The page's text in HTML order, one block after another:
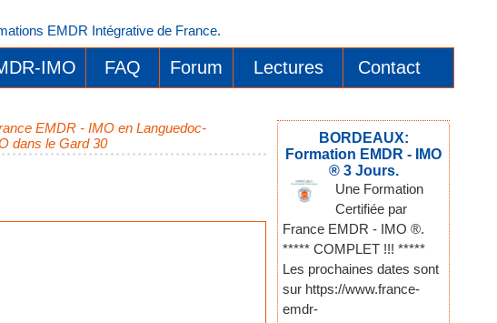
EMDR Intégrative de France.
IMO FAQ Forum Lectures Contact
EMDR - IMO en Languedoc-
dans le Gard 30
BORDEAUX:
Formation EMDR - IMO
® 3 Jours.
Une Formation
Certifiée par
France EMDR - IMO ®.
***** COMPLET !!! *****
Les prochaines dates sont
sur https://www.france-
emdr-